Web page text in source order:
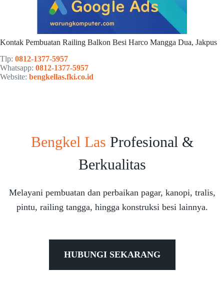
Kontak Pembuatan Railing Balkon Besi Harco Mangga Dua, Jakpus
Tlp: 0812-1377-5957
Whatsapp: 0812-1377-5957
Website: bengkellas.fki.co.id
Bengkel Las Profesional &
Berkualitas
Melayani pembuatan dan perbaikan pagar, kanopi, tralis,
pintu, railing tangga, hingga konstruksi besi lainnya.
HUBUNGI SEKARANG